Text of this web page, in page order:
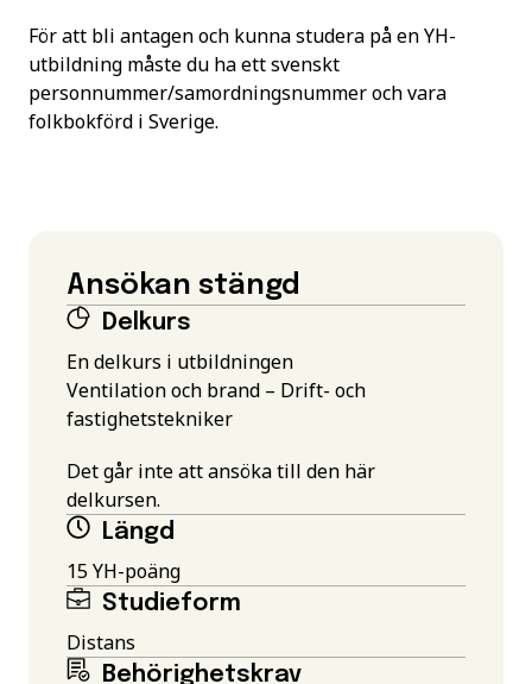
För att bli antagen och kunna studera på en YH-
utbildning måste du ha ett svenskt
personnummer/samordningsnummer och vara
folkbokförd i Sverige.
Ansökan stängd
Delkurs
En delkurs i utbildningen
Ventilation och brand – Drift- och
fastighetstekniker
Det går inte att ansöka till den här
delkursen.
Längd
15 YH-poäng
Studieform
Distans
Behörighetskrav